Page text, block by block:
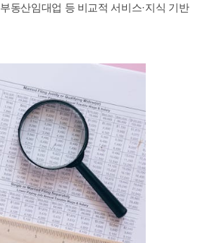
동산임대업 등 비교적 서비스·지식 기반